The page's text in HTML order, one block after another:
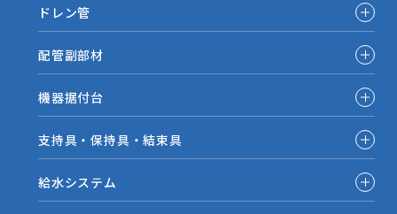
ドレン管
配管副部材
機器据付台
支持具・保持具・結束具
給水システム